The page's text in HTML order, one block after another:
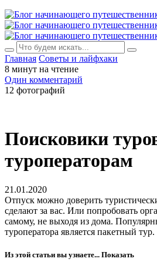
Главная Советы и лайфхаки
8 минут на чтение
Один комментарий
12 фотографий
Поисковики
туроператорам
21.01.2020
Отпуск можно доверить
сделают за вас. Или попробовать
самому, не выходя из дома.
туроператора является пакетный тур.
Из этой статьи вы узнаете... Показать